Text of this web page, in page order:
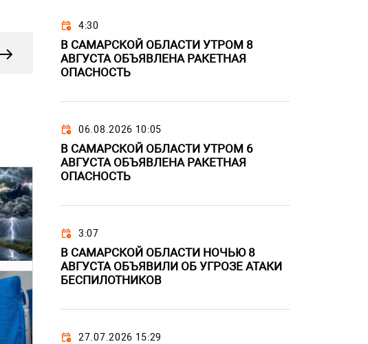
4:30
В САМАРСКОЙ ОБЛАСТИ УТРОМ 8
АВГУСТА ОБЪЯВЛЕНА РАКЕТНАЯ
ОПАСНОСТЬ
06.08.2026 10:05
В САМАРСКОЙ ОБЛАСТИ УТРОМ 6
АВГУСТА ОБЪЯВЛЕНА РАКЕТНАЯ
ОПАСНОСТЬ
3:07
В САМАРСКОЙ ОБЛАСТИ НОЧЬЮ 8
АВГУСТА ОБЪЯВИЛИ ОБ УГРОЗЕ АТАКИ
БЕСПИЛОТНИКОВ
27.07.2026 15:29